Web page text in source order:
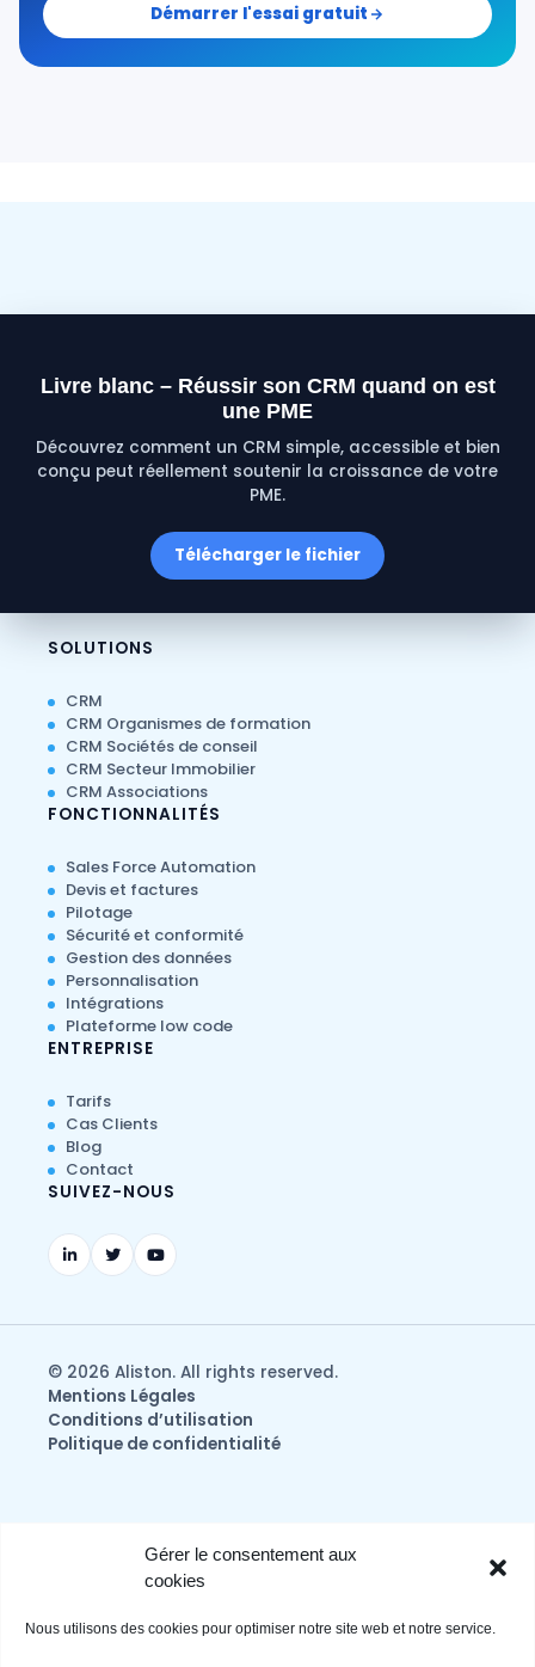
Gérer le consentement aux
cookies
Nous utilisons des cookies pour optimiser notre site web et notre service.
Démarrer l'essai gratuit
Livre blanc – Réussir son CRM quand on est
une PME
Découvrez comment un CRM simple, accessible et bien
conçu peut réellement soutenir la croissance de votre
PME.
Télécharger le fichier
SOLUTIONS
CRM
CRM Organismes de formation
CRM Sociétés de conseil
CRM Secteur Immobilier
CRM Associations
FONCTIONNALITÉS
Sales Force Automation
Devis et factures
Pilotage
Sécurité et conformité
Gestion des données
Personnalisation
Intégrations
Plateforme low code
ENTREPRISE
Tarifs
Cas Clients
Blog
Contact
SUIVEZ-NOUS
© 2026 Aliston. All rights reserved.
Mentions Légales
Conditions d’utilisation
Politique de confidentialité